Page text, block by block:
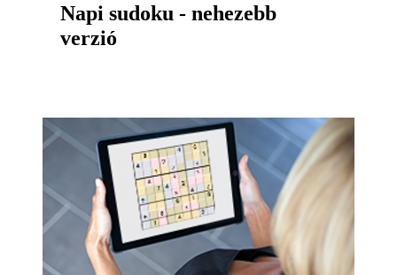
Napi sudoku - nehezebb
verzió